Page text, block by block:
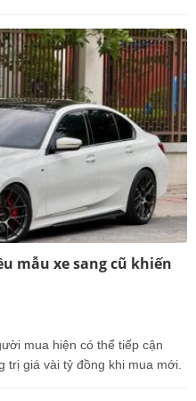
mẫu xe sang cũ khiến
mua hiện có thể tiếp cận
trị giá vài tỷ đồng khi mua mới.